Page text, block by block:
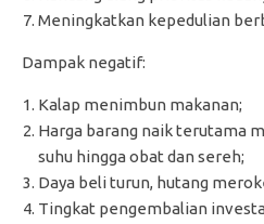
Meningkatkan kepedulian
Dampak negatif:
Kalap menimbun makanan;
Harga barang naik terutama
suhu hingga obat dan sereh;
Daya beli turun, hutang
Tingkat pengembalian